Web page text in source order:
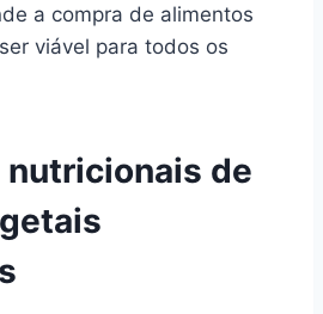
a compra de alimentos
viável para todos os
de